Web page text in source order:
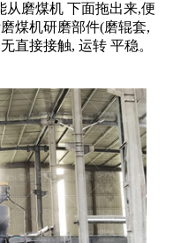
从磨煤机 下面拖出来,便
煤机研磨部件(磨辊套,
直接接触, 运转 平稳。